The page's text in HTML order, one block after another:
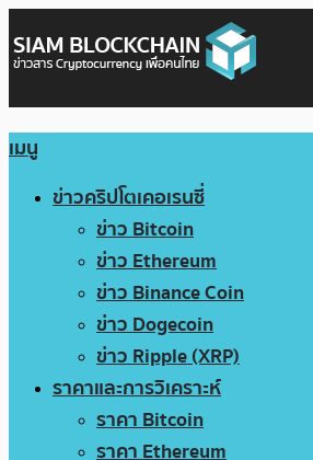
เมนู
ข่าวคริปโตเคอเรนซี่
ข่าว Bitcoin
ข่าว Ethereum
ข่าว Binance Coin
ข่าว Dogecoin
ข่าว Ripple (XRP)
ราคาและการวิเคราะห์
ราคา Bitcoin
ราคา Ethereum